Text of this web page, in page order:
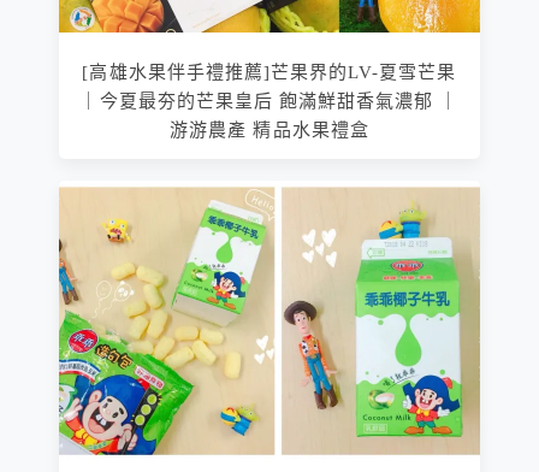
[高雄水果伴手禮推薦]芒果界的LV-夏雪芒果
｜今夏最夯的芒果皇后 飽滿鮮甜香氣濃郁 ｜
游游農產 精品水果禮盒